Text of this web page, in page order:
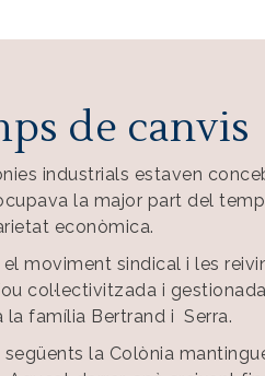
de canvis
industrials estaven
la major part del
econòmica.
el moviment sindical i les
col·lectivitzada i
la família Bertrand i Serra.
següents la Colònia